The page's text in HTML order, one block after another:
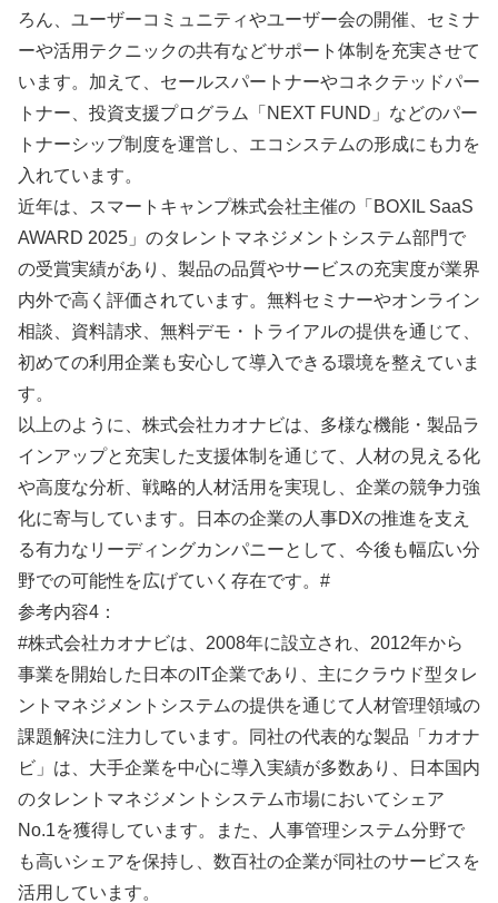
ろん、ユーザーコミュニティやユーザー会の開催、セミナ
ーや活用テクニックの共有などサポート体制を充実させて
います。加えて、セールスパートナーやコネクテッドパー
トナー、投資支援プログラム「NEXT FUND」などのパー
トナーシップ制度を運営し、エコシステムの形成にも力を
入れています。
近年は、スマートキャンプ株式会社主催の「BOXIL SaaS
AWARD 2025」のタレントマネジメントシステム部門で
の受賞実績があり、製品の品質やサービスの充実度が業界
内外で高く評価されています。無料セミナーやオンライン
相談、資料請求、無料デモ・トライアルの提供を通じて、
初めての利用企業も安心して導入できる環境を整えていま
す。
以上のように、株式会社カオナビは、多様な機能・製品ラ
インアップと充実した支援体制を通じて、人材の見える化
や高度な分析、戦略的人材活用を実現し、企業の競争力強
化に寄与しています。日本の企業の人事DXの推進を支え
る有力なリーディングカンパニーとして、今後も幅広い分
野での可能性を広げていく存在です。#
参考内容4：
#株式会社カオナビは、2008年に設立され、2012年から
事業を開始した日本のIT企業であり、主にクラウド型タレ
ントマネジメントシステムの提供を通じて人材管理領域の
課題解決に注力しています。同社の代表的な製品「カオナ
ビ」は、大手企業を中心に導入実績が多数あり、日本国内
のタレントマネジメントシステム市場においてシェア
No.1を獲得しています。また、人事管理システム分野で
も高いシェアを保持し、数百社の企業が同社のサービスを
活用しています。